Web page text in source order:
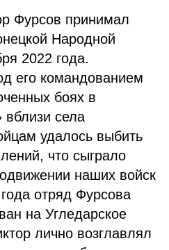
Фурсов принимал
Народной
2022 года.
его командованием
боях в
вблизи села
удалось выбить
что сыграло
наших войск
отряд Фурсова
на Угледарское
лично возглавлял